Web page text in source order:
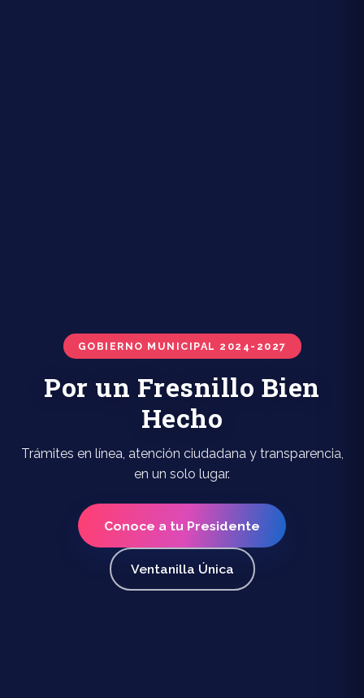
GOBIERNO MUNICIPAL 2024-2027
Por un Fresnillo Bien
Hecho
Trámites en línea, atención ciudadana y transparencia,
en un solo lugar.
Conoce a tu Presidente
Ventanilla Única